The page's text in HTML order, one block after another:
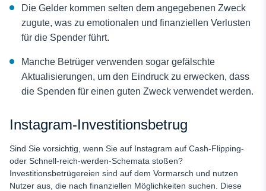
Die Gelder kommen selten dem angegebenen Zweck
zugute, was zu emotionalen und finanziellen Verlusten
für die Spender führt.
Manche Betrüger verwenden sogar gefälschte
Aktualisierungen, um den Eindruck zu erwecken, dass
die Spenden für einen guten Zweck verwendet werden.
Instagram-Investitionsbetrug
Sind Sie vorsichtig, wenn Sie auf Instagram auf Cash-Flipping-
oder Schnell-reich-werden-Schemata stoßen?
Investitionsbetrügereien sind auf dem Vormarsch und nutzen
Nutzer aus, die nach finanziellen Möglichkeiten suchen. Diese